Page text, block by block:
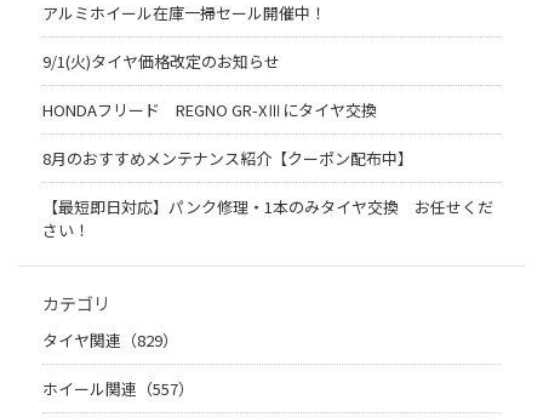
アルミホイール在庫一掃セール開催中！
9/1(火)タイヤ価格改定のお知らせ
HONDAフリード REGNO GR-XⅢにタイヤ交換
8月のおすすめメンテナンス紹介【クーポン配布中】
【最短即日対応】パンク修理・1本のみタイヤ交換 お任せくだ
さい！
カテゴリ
タイヤ関連（829）
ホイール関連（557）